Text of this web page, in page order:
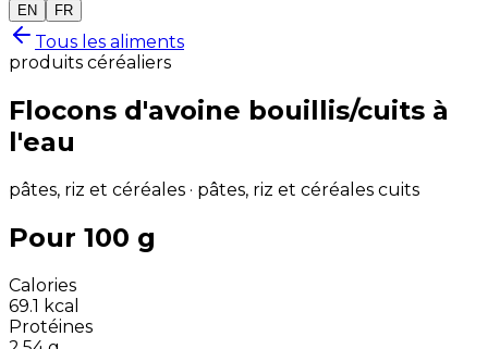
EN
FR
Tous les aliments
produits céréaliers
Flocons d'avoine bouillis/cuits à
l'eau
pâtes, riz et céréales · pâtes, riz et céréales cuits
Pour 100 g
Calories
69.1 kcal
Protéines